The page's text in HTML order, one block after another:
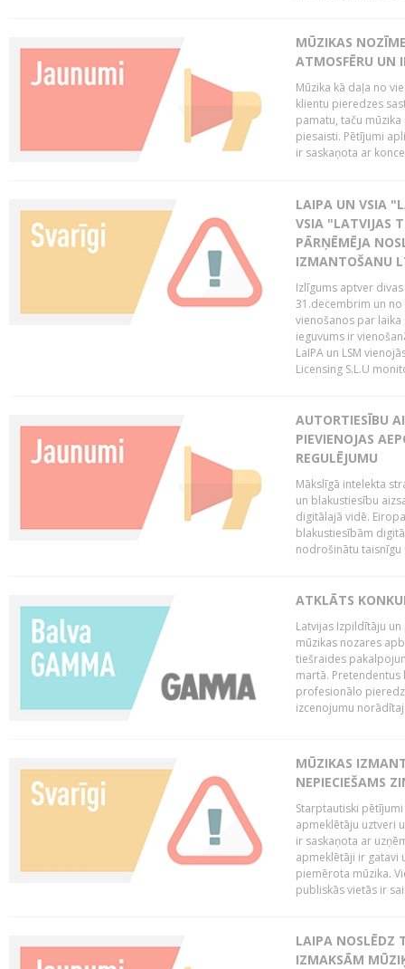
MŪZIKAS
ATMOSFĒRU UN
Mūzika kā daļa no
klientu pieredzes
pamatu, taču
piesaisti. Pētījumi
ir saskaņota ar
LAIPA UN VSIA
VSIA "LATVIJAS
PĀRŅĒMĒJA
IZMANTOŠANU
Izlīgums aptver
31.decembrim un no
vienošanos par
ieguvums ir
LaIPA un LSM
Licensing S.L.U
AUTORTIESĪBU
PIEVIENOJAS
REGULĒJUMU
Mākslīgā intelekta
un blakustiesību
digitālajā vidē.
blakustiesībām
nodrošinātu taisnīgu
ATKLĀTS
Latvijas Izpildītāju
mūzikas nozares
tiešraides
martā. Pretendentus
profesionālo
izcenojumu
MŪZIKAS
NEPIECIEŠAMS
Starptautiski
apmeklētāju uztveri
ir saskaņota ar
apmeklētāji ir gatavi
piemērota mūzika.
publiskās vietās ir
LAIPA NOSLĒDZ
IZMAKSĀM